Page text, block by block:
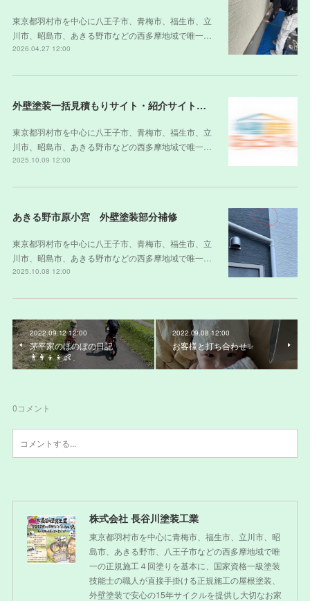
東京都羽村市を中心に八王子市、青梅市、福生市、立
川市、昭島市、あきる野市などの西多摩地域で唯一…
2026.04.27 12:00
外壁塗装一括見積もりサイト・紹介サイトの裏側
東京都羽村市を中心に八王子市、青梅市、福生市、立
川市、昭島市、あきる野市などの西多摩地域で唯一…
2025.10.09 12:00
あきる野市原小宮 外壁塗装部分補修
東京都羽村市を中心に八王子市、青梅市、福生市、立
川市、昭島市、あきる野市などの西多摩地域で唯一…
2025.10.08 12:00
2022.09.12 12:00
茅平家のほのぼの日記
👨‍👩‍👦‍👦👶
2022.09.08 12:00
お客様と打ち合わせ✨
0コメント
株式会社 長谷川塗装工業
東京都羽村市を中心に青梅市、福生市、立川市、昭
島市、あきる野市、八王子市などの西多摩地域で唯
一の正規施工４回塗りを基本に、国家資格一級塗装
技能士の職人が直接手掛ける正規施工の屋根塗装、
外壁塗装で安心の15年サイクルを提供し大切なお家